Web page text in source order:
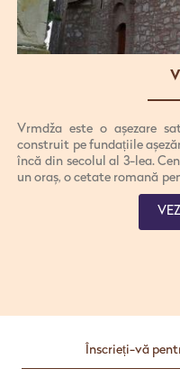
Vrmdža este o așezare
construit pe fundațiile
încă din secolul al 3-lea.
un oraș, o cetate romană
a dus la Orientul
târziu, orașul a fost
împotriva unei infestări a
1892, și a fost acordat în
a descris în mod viu
Dumnezeu în 1894. An.
Înscrieți-vă